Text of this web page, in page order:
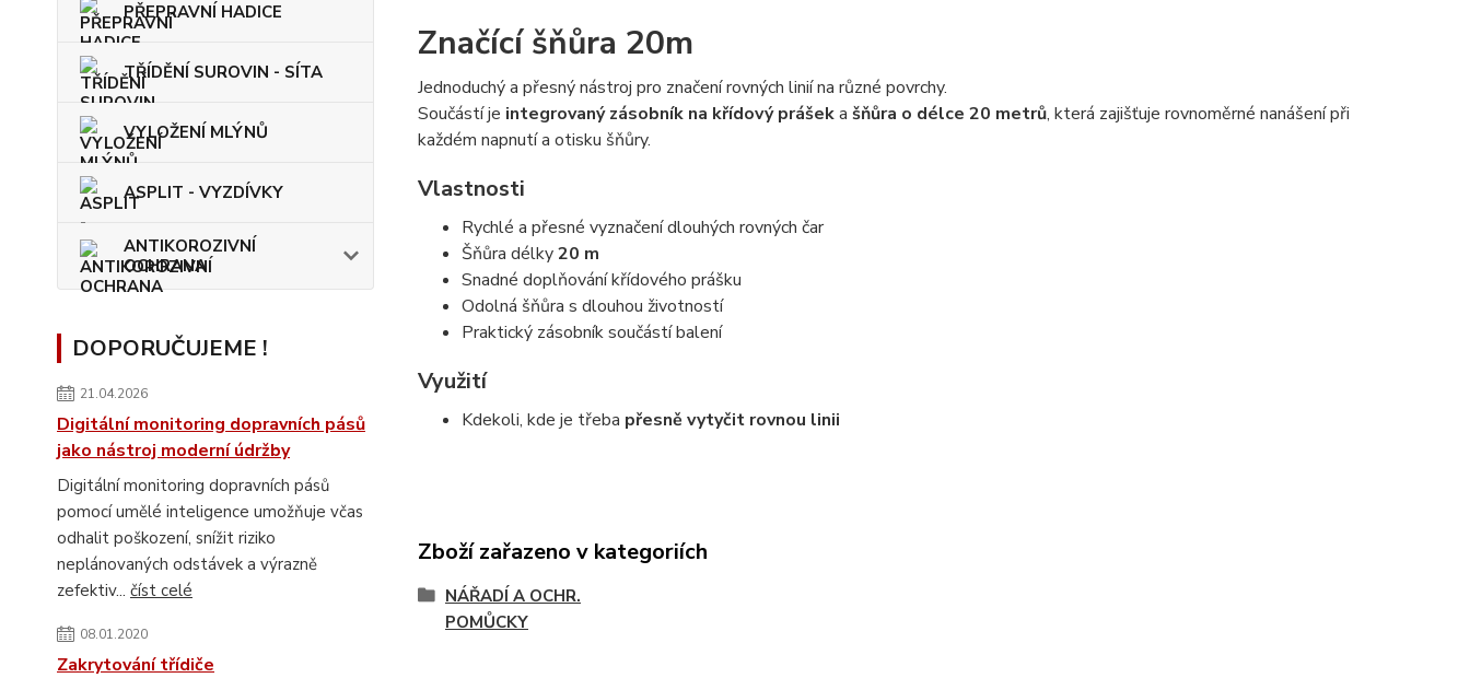
PŘEPRAVNÍ HADICE
TŘÍDĚNÍ SUROVIN - SÍTA
VYLOŽENÍ MLÝNŮ
ASPLIT - VYZDÍVKY
ANTIKOROZIVNÍ
OCHRANA
DOPORUČUJEME !
21.04.2026
Digitální monitoring dopravních pásů
jako nástroj moderní údržby
Digitální monitoring dopravních pásů
pomocí umělé inteligence umožňuje včas
odhalit poškození, snížit riziko
neplánovaných odstávek a výrazně
zefektiv... číst celé
08.01.2020
Zakrytování třídiče
Značící šňůra 20m
Jednoduchý a přesný nástroj pro značení rovných linií na různé povrchy.
Součástí je integrovaný zásobník na křídový prášeka šňůra o délce 20 metrů, která zajišťuje rovnoměrné nanášení při
každém napnutí a otisku šňůry.
Vlastnosti
Rychlé a přesné vyznačení dlouhých rovných čar
Šňůra délky20 m
Snadné doplňování křídového prášku
Odolná šňůra s dlouhou životností
Praktický zásobník součástí balení
Využití
Kdekoli, kde je třeba přesně vytyčit rovnou linii
Zboží zařazeno v kategoriích
NÁŘADÍ A OCHR.
POMŮCKY